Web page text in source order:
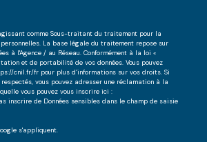
comme Sous-traitant du traitement pour la
La base légale du traitement repose sur
à l'Agence / au Réseau. Conformément à la loi «
et de portabilité de vos données. Vous pouvez
cnil.fr/frpour plus d’informations sur vos droits. Si
vous pouvez adresser une réclamation à la
vous pouvez vous inscrire ici :
inscrire de Données sensibles dans le champ de saisie
s'appliquent.